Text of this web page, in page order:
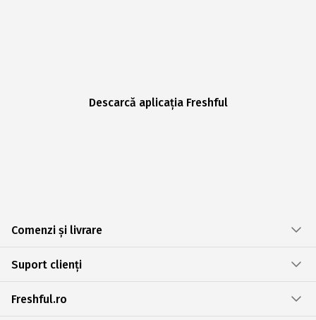
Descarcă aplicația Freshful
Comenzi și livrare
Suport clienți
Freshful.ro